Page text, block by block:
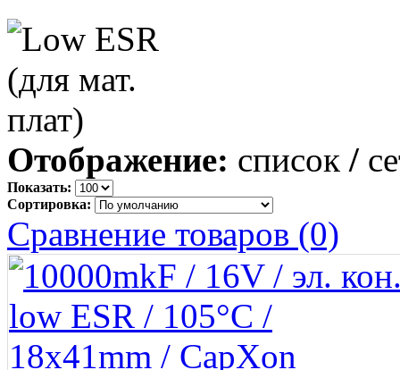
Отображение: список /
Показать:
Сортировка:
Сравнение товаров (0)